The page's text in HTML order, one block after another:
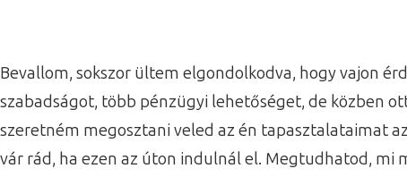
Bevallom, sokszor ültem elgondolkodva, hogy vajon
szabadságot, több pénzügyi lehetőséget, de közben
szeretném megosztani veled az én tapasztalataimat
vár rád, ha ezen az úton indulnál el. Megtudhatod, mi